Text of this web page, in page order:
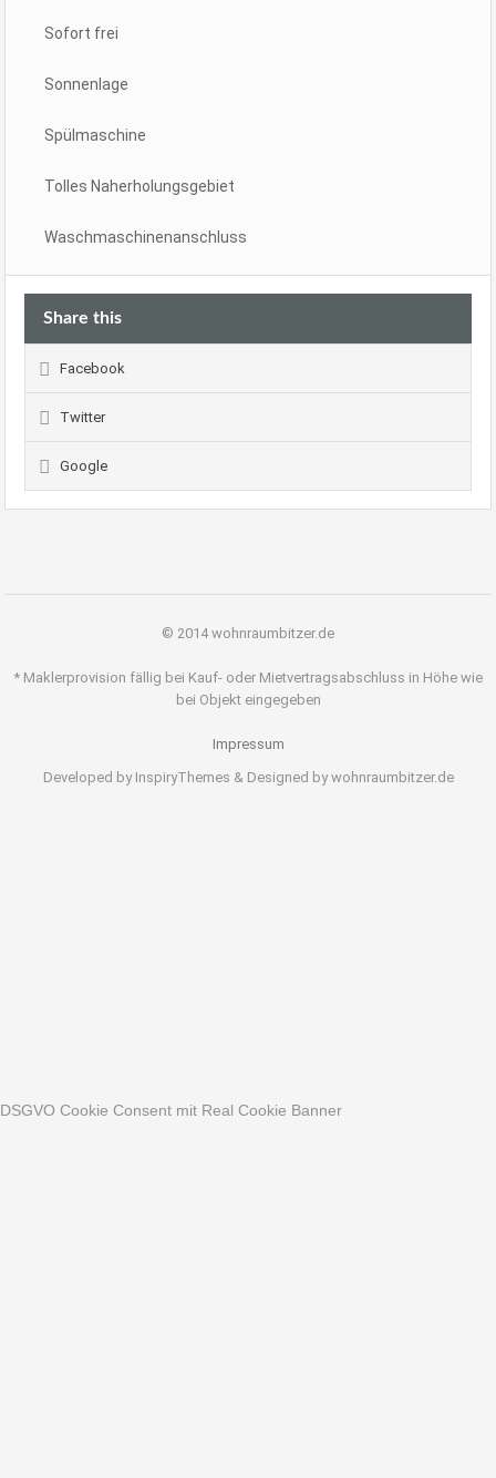
Sofort frei
Sonnenlage
Spülmaschine
Tolles Naherholungsgebiet
Waschmaschinenanschluss
Share this
Facebook
Twitter
Google
© 2014 wohnraumbitzer.de
* Maklerprovision fällig bei Kauf- oder Mietvertragsabschluss in Höhe wie
bei Objekt eingegeben
Impressum
Developed by InspiryThemes & Designed by wohnraumbitzer.de
DSGVO Cookie Consent mit Real Cookie Banner